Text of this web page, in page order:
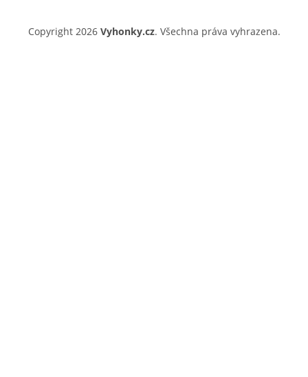
Copyright 2026 Vyhonky.cz. Všechna práva vyhrazena.